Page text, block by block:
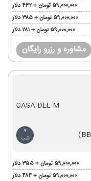
۵۹٬۰۰۰٬۰۰۰ تومان + ۴۴۲ دلار
۵۹٬۰۰۰٬۰۰۰ تومان + ۳۸۵ دلار
۵۹٬۰۰۰٬۰۰۰ تومان + ۲۸۱ دلار
مشاوره و رزرو رایگان
CASA DEL M
7
شب
۵۹٬۰۰۰٬۰۰۰ تومان + ۳۵۵ دلار
۵۹٬۰۰۰٬۰۰۰ تومان + ۴۸۴ دلار